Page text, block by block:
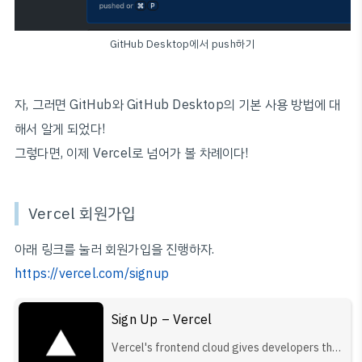
GitHub Desktop에서 push하기
자, 그러면 GitHub와 GitHub Desktop의 기본 사용 방법에 대
해서 알게 되었다!
그렇다면, 이제 Vercel로 넘어가 볼 차례이다!
Vercel 회원가입
아래 링크를 눌러 회원가입을 진행하자.
https://vercel.com/signup
Sign Up – Vercel
Vercel's frontend cloud gives developers the